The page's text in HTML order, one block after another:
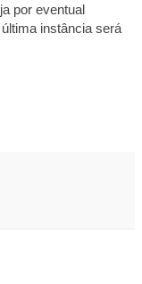
por eventual
instância será